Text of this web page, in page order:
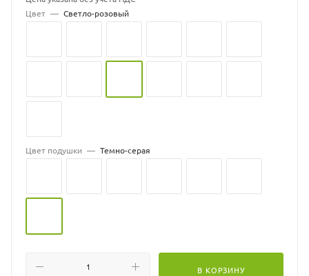
Цвет подушек может меняться
Цвет — Светло-розовый
Цвет подушки — Темно-серая
В КОРЗИНУ